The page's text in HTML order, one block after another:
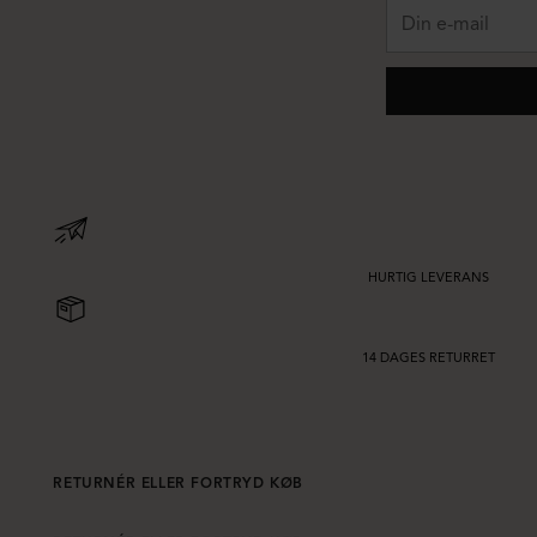
HURTIG LEVERANS
14 DAGES RETURRET
RETURNÉR ELLER FORTRYD KØB